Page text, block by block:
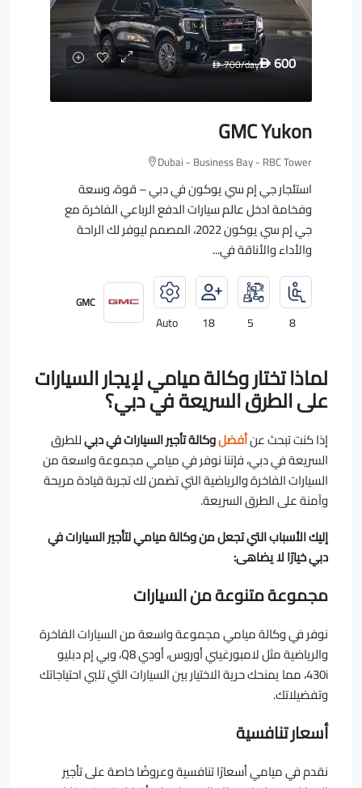
D 600
D700/day
GMC Yukon
Dubai - Business Bay - RBC Tower
استئجار جي إم سي يوكون في دبي – قوة، وسعة
وفخامة ادخل عالم سيارات الدفع الرباعي الفاخرة مع
جي إم سي يوكون 2022، المصمم ليوفر لك الراحة
والأداء والأناقة في...
8
5
18
Auto
GMC
لماذا تختار وكالة ميامي لإيجار السيارات
على الطرق السريعة في دبي؟
إذا كنت تبحث عنأفضلوكالة تأجير السيارات في دبيللطرق
السريعة في دبي، فإننا نوفر في ميامي مجموعة واسعة من
السيارات الفاخرة والرياضية التي تضمن لك تجربة قيادة مريحة
وآمنة على الطرق السريعة.
إليك الأسباب التي تجعل من وكالة ميامي لتأجير السيارات في
دبي خيارًا لا يضاهى:
مجموعة متنوعة من السيارات
نوفر في وكالة ميامي مجموعة واسعة من السيارات الفاخرة
والرياضية مثل لامبورغيني أوروس، أودي Q8، وبي إم دبليو
430i، مما يمنحك حرية الاختيار بين السيارات التي تلبي احتياجاتك
وتفضيلاتك.
أسعار تنافسية
نقدم في ميامي أسعارًا تنافسية وعروضًا خاصة على تأجير